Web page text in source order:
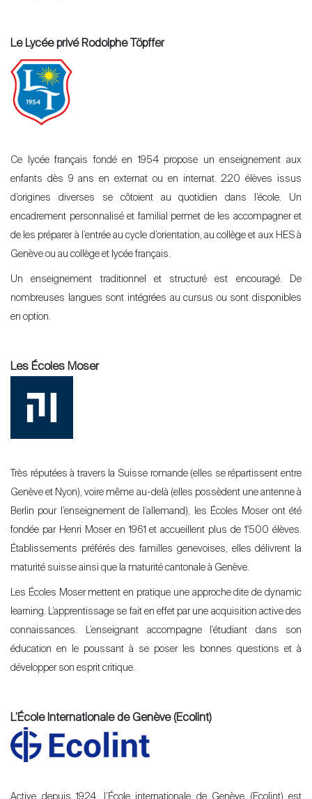
Le Lycée privé Rodolphe Töpffer
Ce lycée français fondé en 1954 propose un enseignement aux
enfants dès 9 ans en externat ou en internat. 220 élèves issus
d’origines diverses se côtoient au quotidien dans l’école. Un
encadrement personnalisé et familial permet de les accompagner et
de les préparer à l’entrée au cycle d’orientation, au collège et aux HES à
Genève ou au collège et lycée français.
Un enseignement traditionnel et structuré est encouragé. De
nombreuses langues sont intégrées au cursus ou sont disponibles
en option.
Les Écoles Moser
Très réputées à travers la Suisse romande (elles se répartissent entre
Genève et Nyon), voire même au-delà (elles possèdent une antenne à
Berlin pour l’enseignement de l’allemand), les Écoles Moser ont été
fondée par Henri Moser en 1961 et accueillent plus de 1'500 élèves.
Établissements préférés des familles genevoises, elles délivrent la
maturité suisse ainsi que la maturité cantonale à Genève.
Les Écoles Moser mettent en pratique une approche dite de dynamic
learning. L’apprentissage se fait en effet par une acquisition active des
connaissances. L’enseignant accompagne l’étudiant dans son
éducation en le poussant à se poser les bonnes questions et à
développer son esprit critique.
L’École Internationale de Genève (Ecolint)